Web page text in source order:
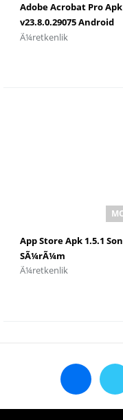
Adobe Acrobat Pro Apk
v23.8.0.29075 Android
iÃ§in Ä°ndir
Ã¼retkenlik
App Store Apk 1.5.1 Son
SÃ¼rÃ¼m
Ã¼retkenlik